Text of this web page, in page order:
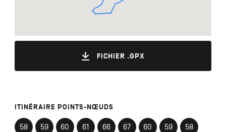
FICHIER .GPX
ITINÉRAIRE POINTS-NŒUDS
58 59 60 61 66 67 60 59 58